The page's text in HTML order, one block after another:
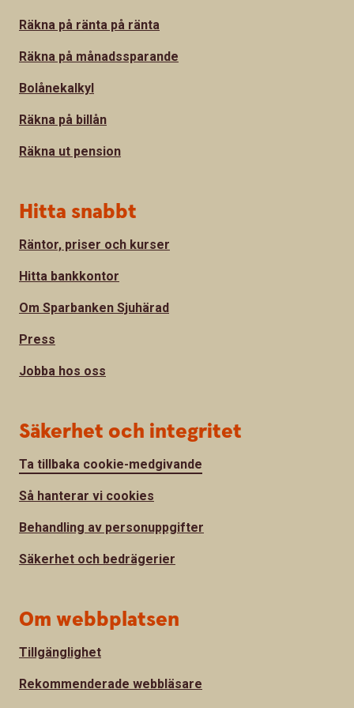
Räkna på ränta på ränta
Räkna på månadssparande
Bolånekalkyl
Räkna på billån
Räkna ut pension
Hitta snabbt
Räntor, priser och kurser
Hitta bankkontor
Om Sparbanken Sjuhärad
Press
Jobba hos oss
Säkerhet och integritet
Ta tillbaka cookie-medgivande
Så hanterar vi cookies
Behandling av personuppgifter
Säkerhet och bedrägerier
Om webbplatsen
Tillgänglighet
Rekommenderade webbläsare